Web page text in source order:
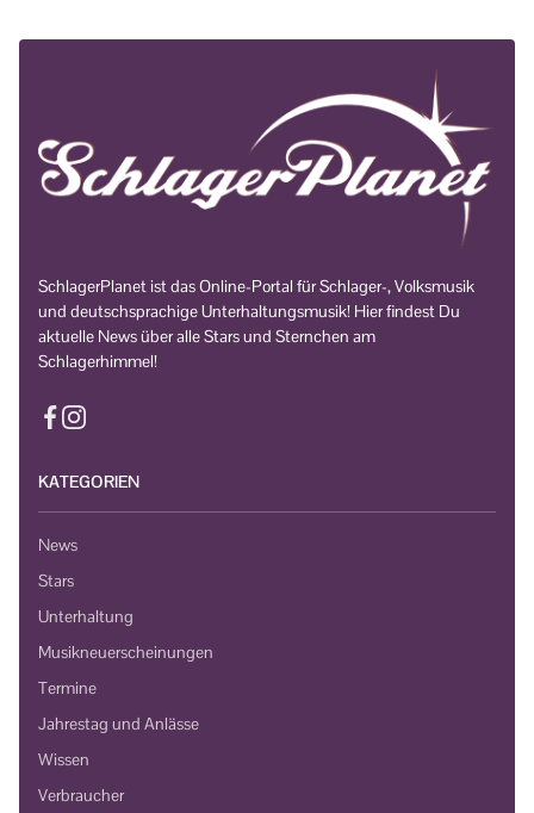
SchlagerPlanet ist das Online-Portal für Schlager-, Volksmusik
und deutschsprachige Unterhaltungsmusik! Hier findest Du
aktuelle News über alle Stars und Sternchen am
Schlagerhimmel!
KATEGORIEN
News
Stars
Unterhaltung
Musikneuerscheinungen
Termine
Jahrestag und Anlässe
Wissen
Verbraucher